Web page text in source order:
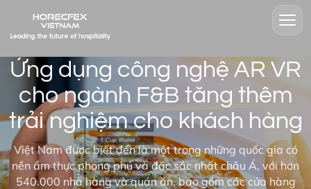
Ứng dụng công nghệ AR VR
cho ngành F&B tăng thêm
trải nghiệm cho khách hàng
Việt Nam được biết đến là một trong những quốc gia có
nền ẩm thực phong phú và đặc sắc nhất châu Á, với hơn
540.000 nhà hàng và quán ăn, bao gồm các cửa hàng